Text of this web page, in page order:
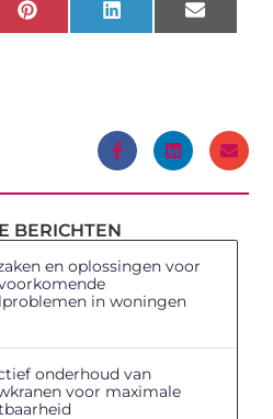
PinterestLinkedInEmail
BERICHTEN
en oplossingen voor
in woningen
onderhoud van
voor maximale